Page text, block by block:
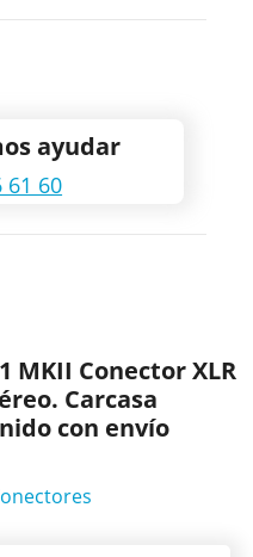
ayudar
61 60
MKII Conector XLR
Carcasa
con envío